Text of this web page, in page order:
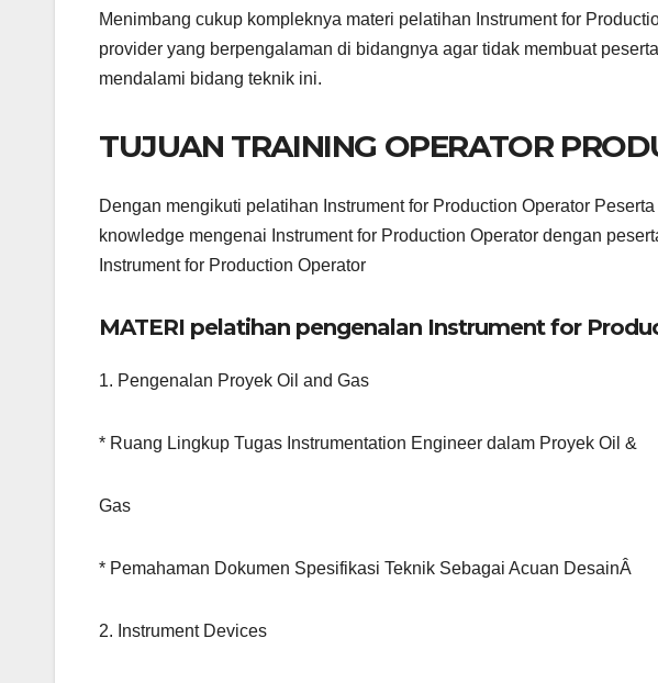
Menimbang cukup kompleknya materi pelatihan Instrument for
provider yang berpengalaman di bidangnya agar tidak membuat
mendalami bidang teknik ini.
TUJUAN TRAINING OPERATOR
Dengan mengikuti pelatihan Instrument for Production Operator
knowledge mengenai Instrument for Production Operator dengan
Instrument for Production Operator
MATERI pelatihan pengenalan Instrument for
1. Pengenalan Proyek Oil and Gas
* Ruang Lingkup Tugas Instrumentation Engineer dalam Proyek Oil &
Gas
* Pemahaman Dokumen Spesifikasi Teknik Sebagai Acuan DesainÂ
2. Instrument Devices